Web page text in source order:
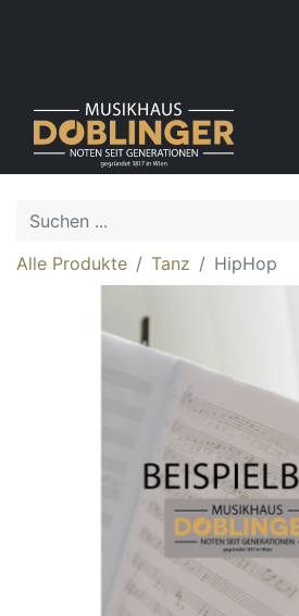
Alle Produkte Tanz HipHop